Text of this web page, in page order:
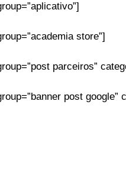
store”]
parceiros”
post google”